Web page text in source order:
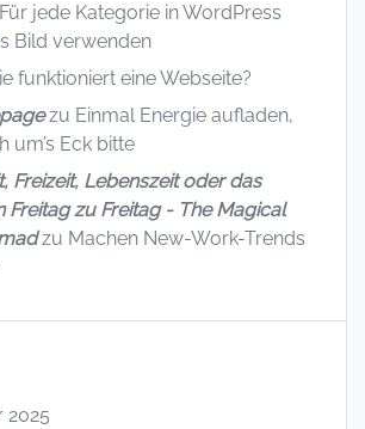
Für jede Kategorie in WordPress
Bild verwenden
funktioniert eine Webseite?
zu Einmal Energie aufladen,
um’s Eck bitte
Freizeit, Lebenszeit oder das
Freitag zu Freitag - The Magical
zu Machen New-Work-Trends
2025